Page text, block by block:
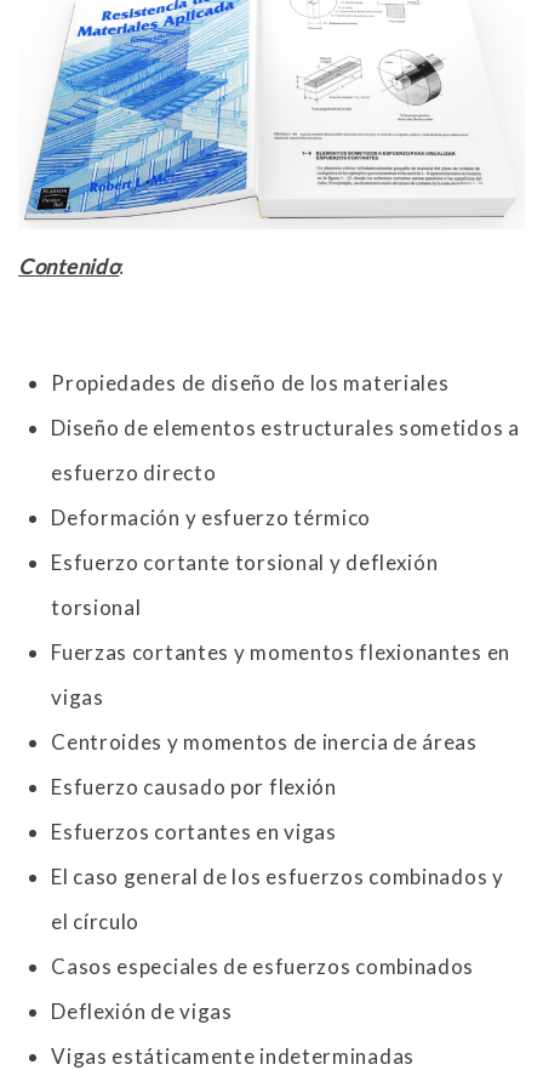
Contenido:
Propiedades de diseño de los materiales
Diseño de elementos estructurales sometidos a
esfuerzo directo
Deformación y esfuerzo térmico
Esfuerzo cortante torsional y deflexión
torsional
Fuerzas cortantes y momentos flexionantes en
vigas
Centroides y momentos de inercia de áreas
Esfuerzo causado por flexión
Esfuerzos cortantes en vigas
El caso general de los esfuerzos combinados y
el círculo
Casos especiales de esfuerzos combinados
Deflexión de vigas
Vigas estáticamente indeterminadas